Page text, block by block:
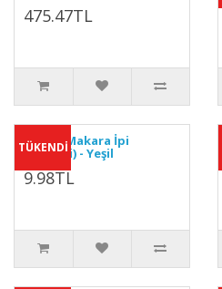
475.47TL
TÜKENDİ
Zıpkın Makara İpi
(Metreli) - Yeşil
9.98TL